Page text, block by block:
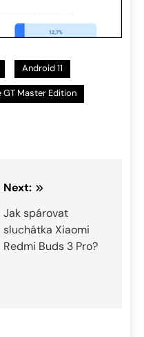
Android 11
GT Master Edition
Next:
Jak spárovat
sluchátka Xiaomi
Redmi Buds 3 Pro?